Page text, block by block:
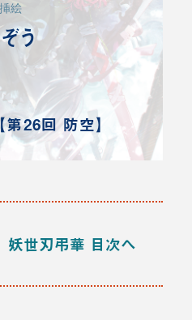
挿絵
う
第26回 防空】
妖世刃弔華 目次へ